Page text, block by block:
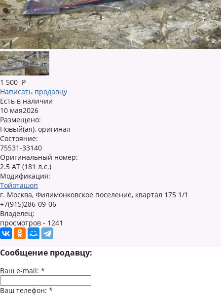
1 500 Р
Написать продавцу
Есть в наличии
10 мая2026
Размещено:
Новый(ая), оригинал
Состояние:
75531-33140
Оригинальный номер:
2.5 AT (181 л.с.)
Модификация:
Тойоташоп
г. Москва, Филимонковское поселение, квартал 175 1/1
+7(915)286-09-06
Владелец:
просмотров - 1241
Сообщение продавцу:
Ваш e-mail: *
Ваш телефон: *